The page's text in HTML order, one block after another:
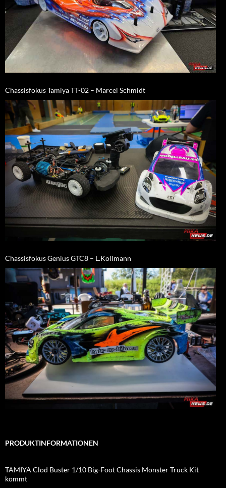
Chassisfokus Tamiya TT-02 – Marcel Schmidt
Chassisfokus Genius GTC8 – L.Kollmann
PRODUKTINFORMATIONEN
TAMIYA Clod Buster 1/10 Big-Foot Chassis Monster Truck Kit
kommt